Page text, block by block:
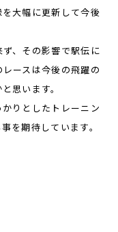
大幅に更新して今後
、その影響で駅伝に
ースは今後の飛躍の
思います。
りとしたトレーニン
を期待しています。